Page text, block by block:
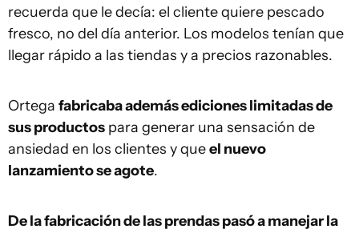
recuerda que le decía: el cliente quiere pescado
fresco, no del día anterior. Los modelos tenían que
llegar rápido a las tiendas y a precios razonables.
Ortega fabricaba además ediciones limitadas de
sus productos para generar una sensación de
ansiedad en los clientes y queel nuevo
lanzamiento se agote.
De la fabricación de las prendas pasó a manejar la